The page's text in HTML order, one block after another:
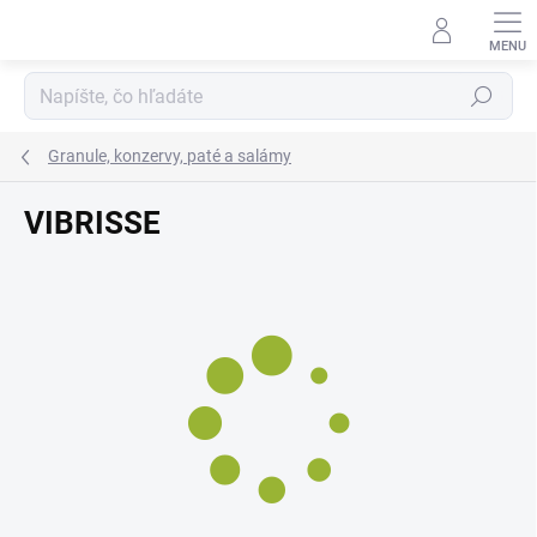
Hľadať
Granule, konzervy, paté a salámy
VIBRISSE